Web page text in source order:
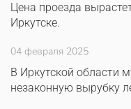
Цена проезда
Иркутске.
04 февраля 2025
В Иркутской области
незаконную вырубку